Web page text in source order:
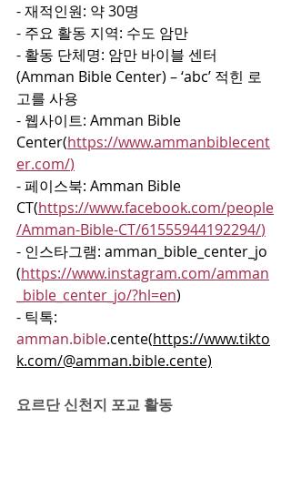
- 재적인원: 약 30명
- 주요 활동 지역: 수도 암만
- 활동 단체명: 암만 바이블 센터
(Amman Bible Center) – ‘abc’ 적힌 로
고를 사용
- 웹사이트: Amman Bible
Center(https://www.ammanbiblecent
er.com/)
- 페이스북: Amman Bible
CT(https://www.facebook.com/people
/Amman-Bible-CT/61555944192294/)
- 인스타그램: amman_bible_center_jo
(https://www.instagram.com/amman
_bible_center_jo/?hl=en)
- 틱톡:
amman.bible.cente(https://www.tikto
k.com/@amman.bible.cente)
요르단 신천지 포교 활동